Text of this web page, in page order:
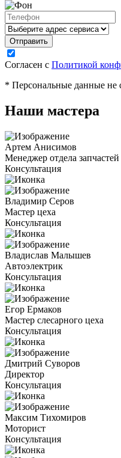
Согласен с Политикой
* Персональные данные не
Наши мастера
Артем Анисимов
Менеджер отдела запчастей
Консультация
Владимир Серов
Мастер цеха
Консультация
Владислав Малышев
Автоэлектрик
Консультация
Егор Ермаков
Мастер слесарного цеха
Консультация
Дмитрий Суворов
Директор
Консультация
Максим Тихомиров
Моторист
Консультация